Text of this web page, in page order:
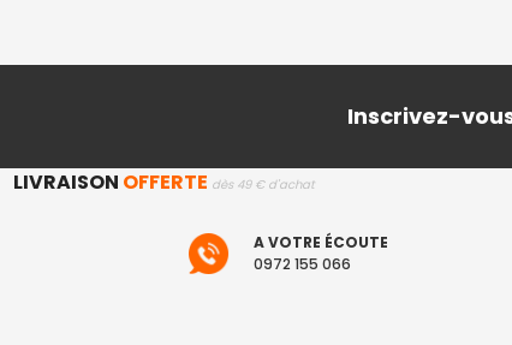
Inscrivez-
LIVRAISON OFFERTE dès 49 € d'achat
A VOTRE ÉCOUTE
0972 155 066